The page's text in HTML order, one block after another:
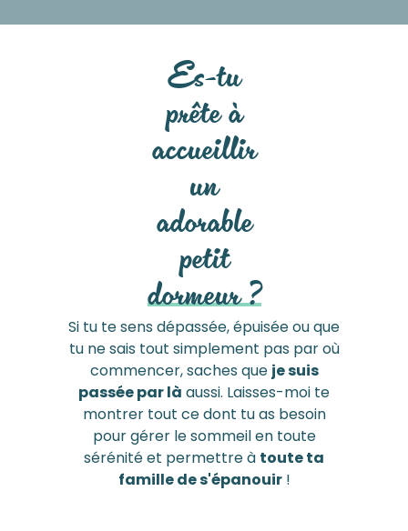
Es-tu
prête à
accueillir
un
adorable
petit
dormeur ?
Si tu te sens dépassée, épuisée ou que
tu ne sais tout simplement pas par où
commencer, saches que je suis
passée par là aussi. Laisses-moi te
montrer tout ce dont tu as besoin
pour gérer le sommeil en toute
sérénité et permettre à toute ta
famille de s'épanouir!